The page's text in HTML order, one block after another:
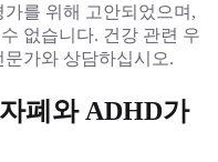
를 위해 고안되었으며,
없습니다. 건강 관련 우
가와 상담하십시오.
폐와 ADHD가